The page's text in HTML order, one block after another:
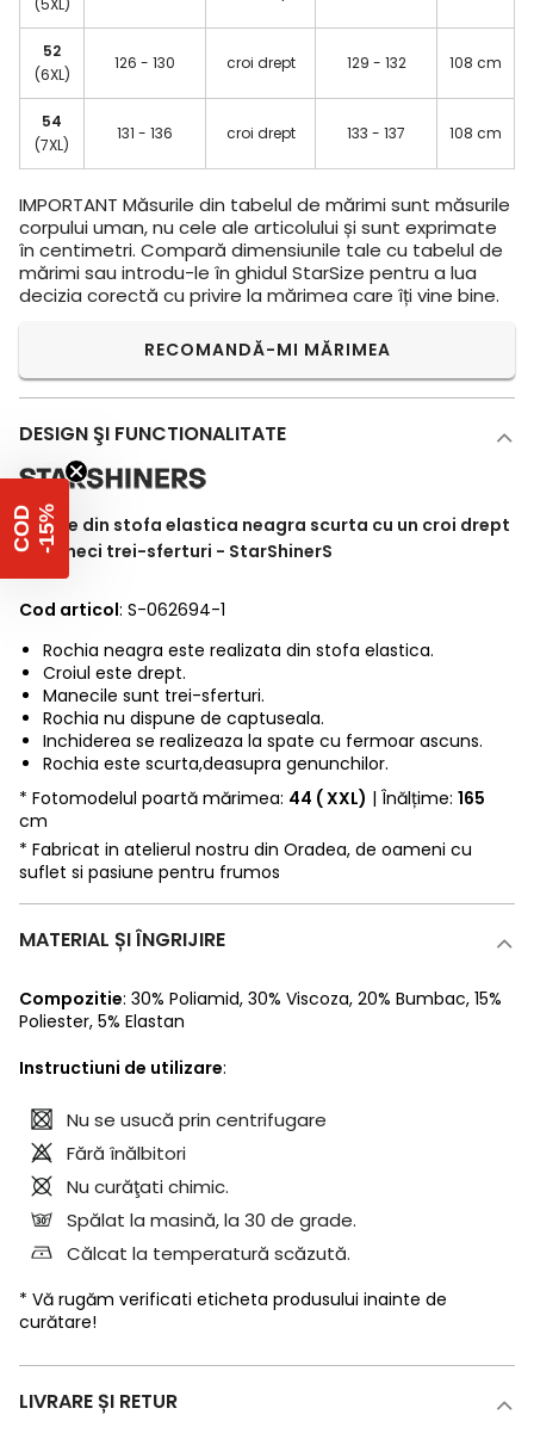
(5XL)
52
(6XL)
126 - 130 croi drept 129 - 132 108 cm
54
(7XL)
131 - 136 croi drept 133 - 137 108 cm
IMPORTANT Măsurile din tabelul de mărimi sunt măsurile
corpului uman, nu cele ale articolului și sunt exprimate
în centimetri. Compară dimensiunile tale cu tabelul de
mărimi sau introdu-le în ghidul StarSize pentru a lua
decizia corectă cu privire la mărimea care îți vine bine.
RECOMANDĂ-MI MĂRIMEA
DESIGN ŞI FUNCTIONALITATE
Rochie din stofa elastica neagra scurta cu un croi drept
si maneci trei-sferturi - StarShinerS
Cod articol: S-062694-1
Rochia neagra este realizata din stofa elastica.
Croiul este drept.
Manecile sunt trei-sferturi.
Rochia nu dispune de captuseala.
Inchiderea se realizeaza la spate cu fermoar ascuns.
Rochia este scurta,deasupra genunchilor.
* Fotomodelul poartă mărimea: 44 ( XXL) | Înălțime: 165
cm
* Fabricat in atelierul nostru din Oradea, de oameni cu
suflet si pasiune pentru frumos
MATERIAL ȘI ÎNGRIJIRE
Compozitie: 30% Poliamid, 30% Viscoza, 20% Bumbac, 15%
Poliester, 5% Elastan
Instructiuni de utilizare:
Nu se usucă prin centrifugare
Fără înălbitori
Nu curăţati chimic.
Spălat la masină, la 30 de grade.
Călcat la temperatură scăzută.
* Vă rugăm verificati eticheta produsului inainte de
curătare!
LIVRARE ȘI RETUR
C
O
D
-
1
5 %